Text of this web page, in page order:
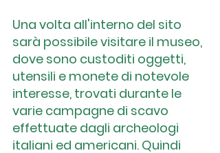
Una volta all'interno del sito
sarà possibile visitare il museo,
dove sono custoditi oggetti,
utensili e monete di notevole
interesse, trovati durante le
varie campagne di scavo
effettuate dagli archeologi
italiani ed americani. Quindi